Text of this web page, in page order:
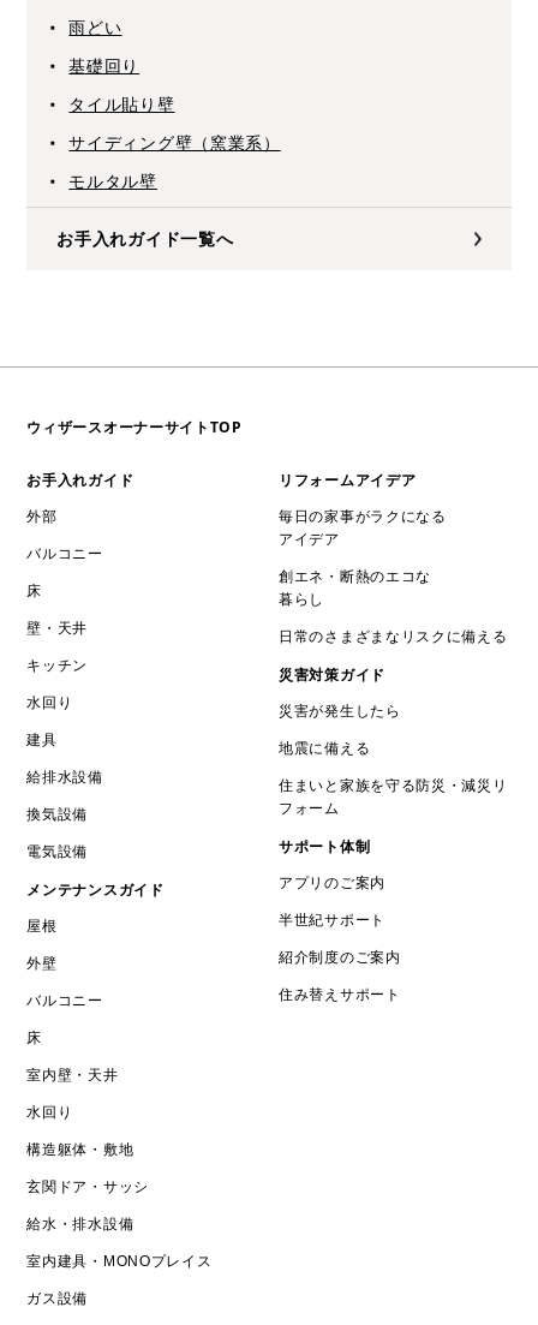
雨どい
基礎回り
タイル貼り壁
サイディング壁（窯業系）
モルタル壁
お手入れガイド一覧へ
ウィザースオーナーサイトTOP
お手入れガイド
外部
バルコニー
床
壁・天井
キッチン
水回り
建具
給排水設備
換気設備
電気設備
メンテナンスガイド
屋根
外壁
バルコニー
床
室内壁・天井
水回り
構造躯体・敷地
玄関ドア・サッシ
給水・排水設備
室内建具・MONOプレイス
ガス設備
リフォームアイデア
毎日の家事がラクになる
アイデア
創エネ・断熱のエコな
暮らし
日常のさまざまなリスクに備える
災害対策ガイド
災害が発生したら
地震に備える
住まいと家族を守る防災・減災リ
フォーム
サポート体制
アプリのご案内
半世紀サポート
紹介制度のご案内
住み替えサポート